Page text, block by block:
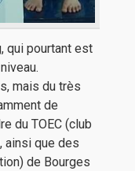
qui pourtant est
mais du très
de
du TOEC (club
ainsi que des
de Bourges